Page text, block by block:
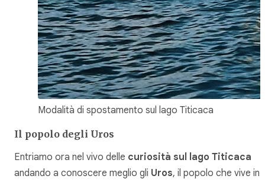
Modalità di spostamento sul lago Titicaca
Il popolo degli Uros
Entriamo ora nel vivo delle curiosità sul lago Titicaca
andando a conoscere meglio gli Uros, il popolo che vive in